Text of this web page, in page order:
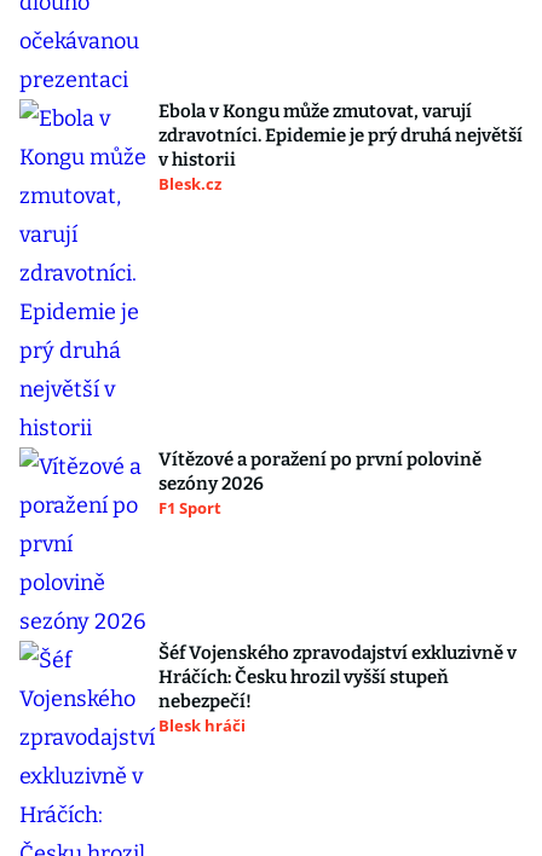
Ebola v Kongu může zmutovat, varují
zdravotníci. Epidemie je prý druhá největší
v historii
Blesk.cz
Vítězové a poražení po první polovině
sezóny 2026
F1 Sport
Šéf Vojenského zpravodajství exkluzivně v
Hráčích: Česku hrozil vyšší stupeň
nebezpečí!
Blesk hráči